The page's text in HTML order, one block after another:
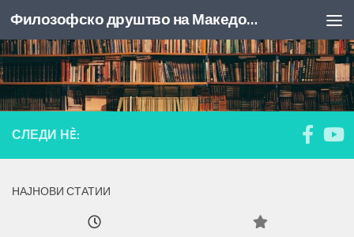
Skip to content Филозофско друштво на Македонија
СЛЕДИ НÈ:
НАЈНОВИ СТАТИИ